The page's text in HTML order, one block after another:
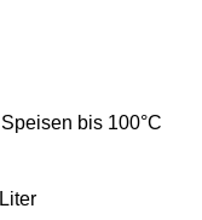
bis 100°C